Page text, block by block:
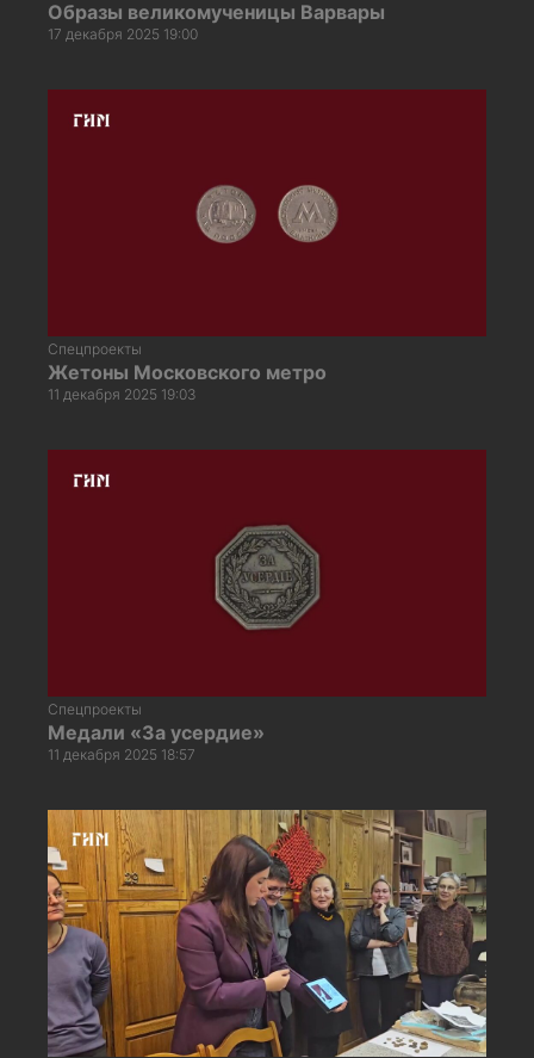
Образы великомученицы Варвары
17 декабря 2025 19:00
Спецпроекты
Жетоны Московского метро
11 декабря 2025 19:03
Спецпроекты
Медали «За усердие»
11 декабря 2025 18:57